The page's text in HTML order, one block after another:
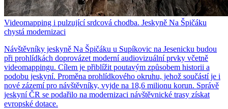
Videomapping i pulzující srdcová chodba. Jeskyně Na Špičáku
chystá modernizaci
Návštěvníky jeskyně Na Špičáku u Supíkovic na Jesenicku budou
při prohlídkách doprovázet moderní audiovizuální prvky včetně
videomappingu. Cílem je přiblížit poutavým způsobem historii a
podobu jeskyní. Proměna prohlídkového okruhu, jehož součástí je i
nové zázemí pro návštěvníky, vyjde na 18,6 milionu korun. Správě
jeskyní ČR se podařilo na modernizaci návštěvnické trasy získat
evropské dotace.